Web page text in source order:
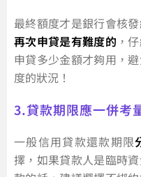
最終額度才是銀行會核
再次申貸是有難度的 ，
申貸多少金額才夠用，
度的狀況！
3.貸款期限應一併考
一般信用貸款還款期限
擇，如果貸款人是臨時